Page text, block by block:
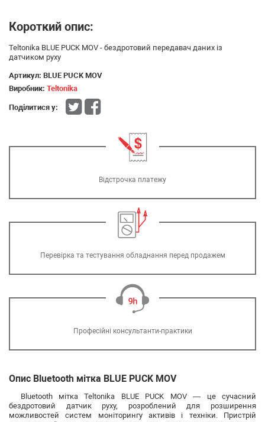
Короткий опис:
Teltonika BLUE PUCK MOV - бездротовий передавач даних із
датчиком руху
Артикул: BLUE PUCK MOV
Виробник: Teltonika
Поділитися у:
Відстрочка платежу
Перевірка та тестування обладнання перед продажем
Професійні консультанти-практики
Опис Bluetooth мітка BLUE PUCK MOV
Bluetooth мітка Teltonika BLUE PUCK MOV — це сучасний
бездротовий датчик руху, розроблений для розширення
можливостей систем моніторингу активів і техніки. Пристрій